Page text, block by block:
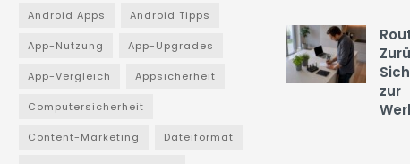
Android Apps Android Tipps
App-Nutzung App-Upgrades
App-Vergleich Appsicherheit
Computersicherheit
Content-Marketing Dateiformat
zur